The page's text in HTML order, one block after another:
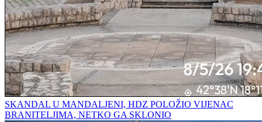
SKANDAL U MANDALJENI, HDZ POLOŽIO VIJENAC
BRANITELJIMA, NETKO GA SKLONIO